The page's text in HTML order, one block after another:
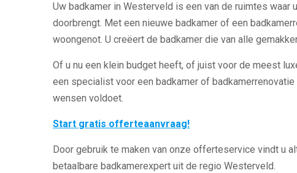
Uw badkamer in Westerveld is een van de ruimtes waar
doorbrengt. Met een nieuwe badkamer of een
woongenot. U creëert de badkamer die van alle
Of u nu een klein budget heeft, of juist voor de meest
een specialist voor een badkamer of
wensen voldoet.
Start gratis offerteaanvraag!
Door gebruik te maken van onze offerteservice vindt u
betaalbare badkamerexpert uit de regio Westerveld.